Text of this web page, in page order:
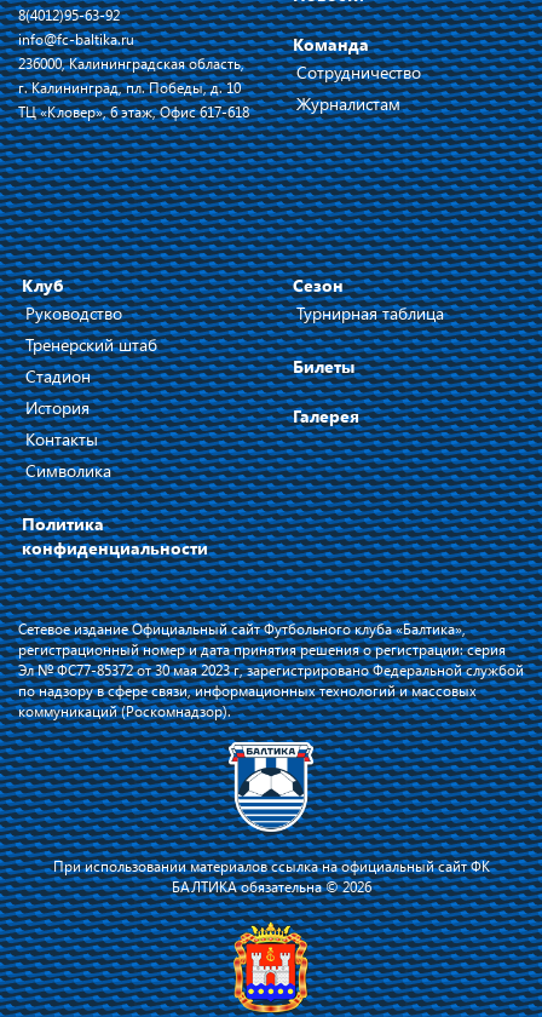
8(4012)95-63-92
info@fc-baltika.ru
236000, Калининградская область,
г. Калининград, пл. Победы, д. 10
ТЦ «Кловер», 6 этаж, Офис 617-618
Команда
Сотрудничество
Журналистам
Клуб
Руководство
Тренерский штаб
Стадион
История
Контакты
Символика
Политика
конфиденциальности
Сезон
Турнирная таблица
Билеты
Галерея
Сетевое издание Официальный сайт Футбольного клуба «Балтика»,
регистрационный номер и дата принятия решения о регистрации: серия
Эл № ФС77-85372 от 30 мая 2023 г, зарегистрировано Федеральной службой
по надзору в сфере связи, информационных технологий и массовых
коммуникаций (Роскомнадзор).
При использовании материалов ссылка на официальный сайт ФК
БАЛТИКА обязательна © 2026